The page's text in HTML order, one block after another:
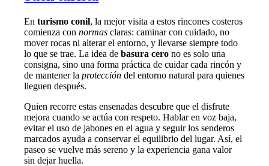
Enturismo conil, la mejor visita a estos rincones costeros
comienza connormas claras: caminar con cuidado, no
mover rocas ni alterar el entorno, y llevarse siempre todo
lo que se trae. La idea debasura cero no es solo una
consigna, sino una forma práctica de cuidar cada rincón y
de mantener laprotección del entorno natural para quienes
lleguen después.
Quien recorre estas ensenadas descubre que el disfrute
mejora cuando se actúa con respeto. Hablar en voz baja,
evitar el uso de jabones en el agua y seguir los senderos
marcados ayuda a conservar el equilibrio del lugar. Así, el
paseo se vuelve más sereno y la experiencia gana valor
sin dejar huella.